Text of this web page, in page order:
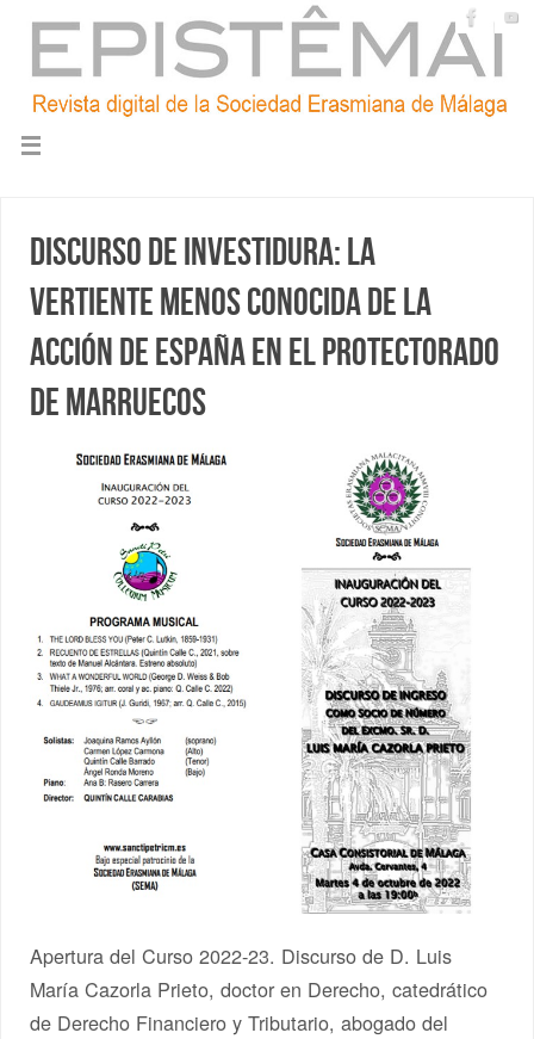
Discurso de investidura: La
vertiente menos conocida de la
acción de España en el Protectorado
de Marruecos
Apertura del Curso 2022-23. Discurso de D. Luis
María Cazorla Prieto, doctor en Derecho, catedrático
de Derecho Financiero y Tributario, abogado del